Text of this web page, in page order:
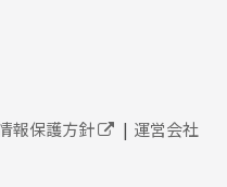
報保護方針 運営会社